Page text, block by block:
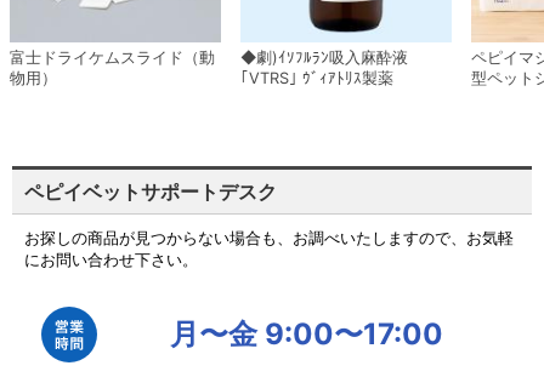
富士ドライケムスライド（動
物用）
◆劇)ｲｿﾌﾙﾗﾝ吸入麻酔液
｢VTRS｣ ｳﾞｨｱﾄﾘｽ製薬
ペピイマ
型ペット
ペピイベットサポートデスク
お探しの商品が見つからない場合も、お調べいたしますので、お気軽
にお問い合わせ下さい。
月〜金 9:00〜17:00